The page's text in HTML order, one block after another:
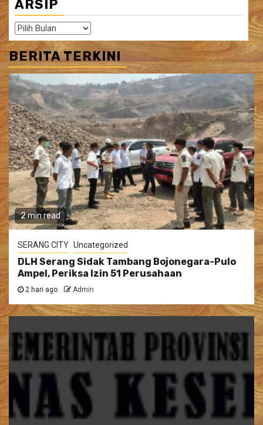
ARSIP
Arsip
BERITA TERKINI
2 min read
SERANG CITY Uncategorized
DLH Serang Sidak Tambang Bojonegara-Pulo
Ampel, Periksa Izin 51 Perusahaan
2 hari ago Admin